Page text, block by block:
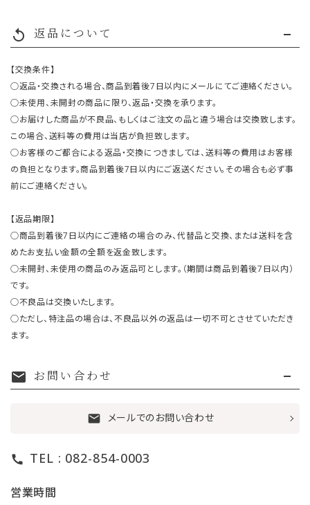
replay 返品について
【交換条件】
○返品・交換される場合、商品到着後7日以内にメールにてご連絡ください。
○未使用、未開封の商品に限り、返品・交換を承ります。
○お届けした商品が不良品、もしくはご注文の品と違う場合は交換致します。
この場合、送料等の費用は当店が負担致します。
○お客様のご都合による返品・交換につきましては、送料等の費用はお客様
の負担となります。商品到着後7日以内にご返送ください。その場合も必ず事
前にご連絡ください。
【返品期限】
○商品到着後7日以内にご連絡の場合のみ、代替品と交換、または送料を含
めたお支払い金額の全額を返金致します。
○未開封、未使用の商品のみ返品可とします。（期間は商品到着後7日以内）
です。
○不良品は交換いたします。
○ただし、特注品の場合は、不良品以外の返品は一切不可とさせていただき
ます。
mail お問い合わせ
mail メールでのお問い合わせ
call TEL : 082-854-0003
営業時間